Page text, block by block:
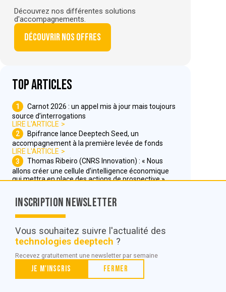
Découvrez nos différentes solutions
d'accompagnements.
Découvrir nos offres
Top articles
1
Carnot 2026 : un appel mis à jour mais toujours
source d’interrogations
LIRE L'ARTICLE
2
Bpifrance lance Deeptech Seed, un
accompagnement à la première levée de fonds
LIRE L'ARTICLE
3
Thomas Ribeiro (CNRS Innovation) : « Nous
allons créer une cellule d’intelligence économique
qui mettra en place des actions de prospective »
© POC Media 2026
Tous droits réservés.
Qui sommes nous ?
Mentions légales
Inscription Newsletter
Vous souhaitez suivre l'actualité des
technologies deeptech ?
Recevez gratuitement une newsletter par semaine
Je m'inscris Fermer